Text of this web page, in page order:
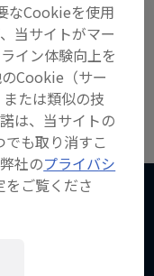
ン・ポイ
なCookieを使用
当サイトがマー
イン体験向上を
Cookie（サー
たは類似の技
は、当サイトの
も取り消すこ
社のプライバシ
ご覧くださ